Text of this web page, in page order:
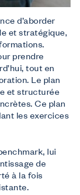
d’aborder
et stratégique,
prendre
tout en
Le plan
et structurée
Ce plan
les exercices
lui
de
à la fois